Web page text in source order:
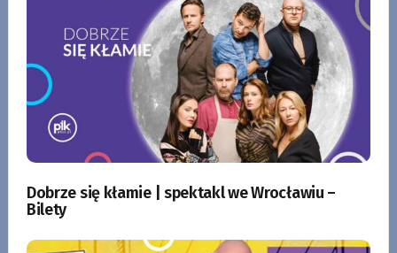
Dobrze się kłamie | spektakl we Wrocławiu –
Bilety